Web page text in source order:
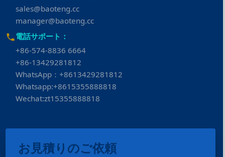
sales@baoteng.cc
manager@baoteng.cc
電話サポート：
+86-574-8836 6664
+86-13429281812
WhatsApp：+8613429281812
Whatsapp:+8615355888818
Wechat:zt15355888818
お見積りのご依頼